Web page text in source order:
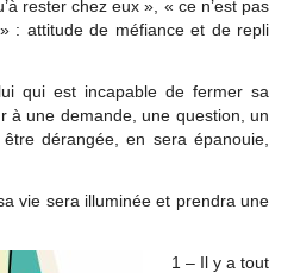
rester chez eux », « ce n’est pas
: attitude de méfiance et de repli
est incapable de fermer sa
à une demande, une question, un
dérangée, en sera épanouie,
vie sera illuminée et prendra une
1 – Il y a tout